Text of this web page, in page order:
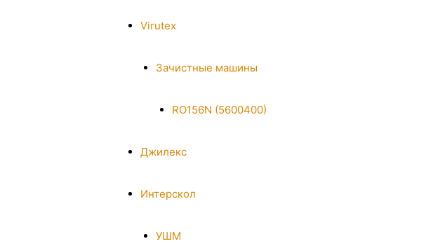
Virutex
Зачистные машины
RO156N (5600400)
Джилекс
Интерскол
УШМ